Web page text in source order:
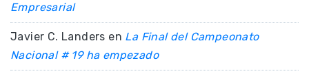
Empresarial
Javier C. Landers en La Final del Campeonato
Nacional # 19 ha empezado